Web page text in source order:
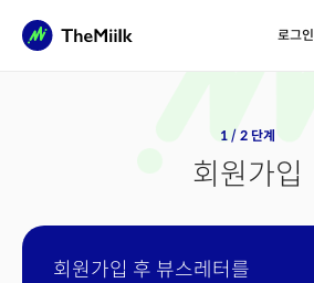
로그인
1 / 2 단계
회원가입
회원가입 후 뷰스레터를